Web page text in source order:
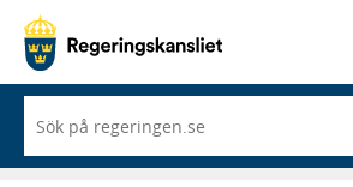
du
börjar
skriva